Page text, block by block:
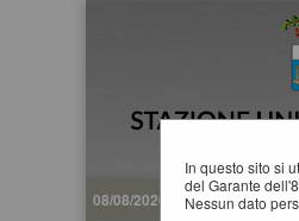
08/08/2026 19:11
In questo sito si
del Garante
Nessun dato